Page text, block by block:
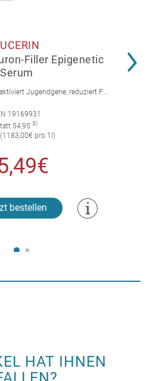
Filler Epigenetic
Serum
Hyaluron-Filler Serum reaktiviert Jugendgene, reduziert Falten und feine Linien, spendet intensive Feuchtigkeit und strafft die Gesichtskonturen.
19169931
54,95 3)
pro 1l)
bestellen
HAT IHNEN